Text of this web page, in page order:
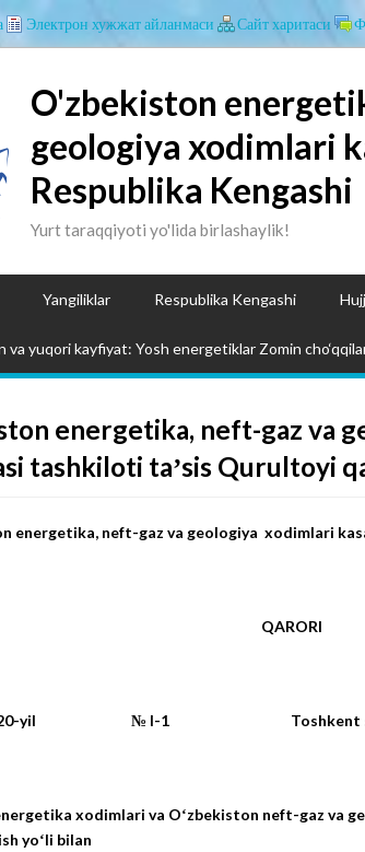
Электрон хужжат айланмаси Сайт харитаси
O'zbekiston
geologiya xodimlari
Respublika Kengashi
Yurt taraqqiyoti yo'lida birlashaylik!
Yangiliklar Respublika Kengashi
va yuqori kayfiyat: Yosh energetiklar Zomin
energetika, neft-gaz va
tashkiloti taʼsis Qurultoyi
energetika, neft-gaz va geologiya xodimlari
QARORI
2020-yil № I-1 Toshkent
xodimlari va Oʻzbekiston neft-gaz va
yoʻli bilan